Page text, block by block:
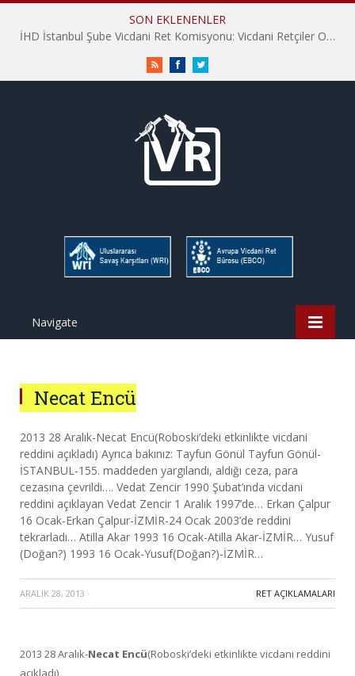
SON EKLENENLER
İHD İstanbul Şube Vicdani Ret Komisyonu: Vicdani Retçiler Olarak Destek İçin Buradayız!
RSS FacebookTwitter
Navigate
Necat Encü
2013 28 Aralık-Necat Encü(Roboski’deki etkinlikte vicdani
reddini açıkladı) Ayrıca bakınız: Tayfun Gönül Tayfun Gönül-
İSTANBUL-155. maddeden yargılandı, aldığı ceza, para
cezasına çevrildi…. Vedat Zencir 1990 Şubat’ında vicdani
reddini açıklayan Vedat Zencir 1 Aralık 1997’de… Erkan Çalpur
16 Ocak-Erkan Çalpur-İZMİR-24 Ocak 2003’de reddini
tekrarladı… Atilla Akar 1993 16 Ocak-Atilla Akar-İZMİR… Yusuf
(Doğan?) 1993 16 Ocak-Yusuf(Doğan?)-İZMİR…
ARALIK 28, 2013 · RET AÇIKLAMALARI
2013 28 Aralık-Necat Encü(Roboski’deki etkinlikte vicdani reddini
açıkladı)